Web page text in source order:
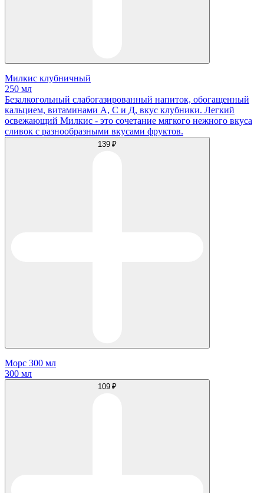
Милкис клубничный
250 мл
Безалкогольный слабогазированный напиток, обогащенный
кальцием, витаминами А, С и Д, вкус клубники. Легкий
освежающий Милкис - это сочетание мягкого нежного вкуса
сливок с разнообразными вкусами фруктов.
139 ₽
Морс 300 мл
300 мл
109 ₽